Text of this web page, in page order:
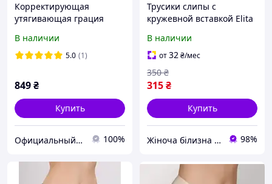
Корректирующая
утягивающая грация
В наличии
5.0 (1)
849₴
Купить
Официальный интернет магазин Сосницкой фабрики нижнего белья "ELITA" 100%
Трусики слипы с
кружевной вставкой Elita
В наличии
от32₴/мес
315₴
350 ₴
Купить
Жіноча білизна "Lingerie-opt" 98%